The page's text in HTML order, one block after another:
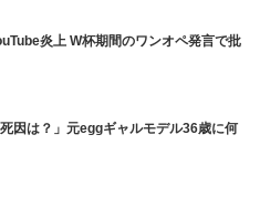
炎上 W杯期間のワンオペ発言で批
因は？」元eggギャルモデル36歳に何